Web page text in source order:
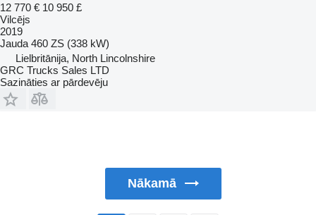
12 770 € 10 950 £
Vilcējs
2019
Jauda 460 ZS (338 kW)
Lielbritānija, North Lincolnshire
GRC Trucks Sales LTD
Sazināties ar pārdevēju
Nākamā